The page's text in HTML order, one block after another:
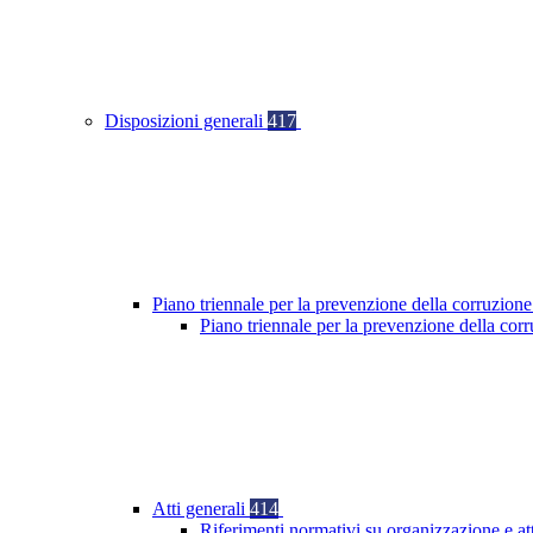
Disposizioni generali 417
Piano triennale per la prevenzione della
Piano triennale per la prevenzione della
Atti generali 414